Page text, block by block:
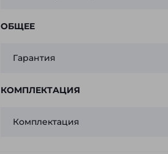
ОБЩЕЕ
Гарантия
КОМПЛЕКТАЦИЯ
Комплектация